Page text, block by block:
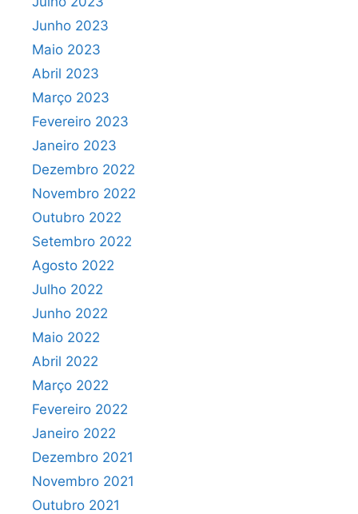
Junho 2023
Maio 2023
Abril 2023
Março 2023
Fevereiro 2023
Janeiro 2023
Dezembro 2022
Novembro 2022
Outubro 2022
Setembro 2022
Agosto 2022
Julho 2022
Junho 2022
Maio 2022
Abril 2022
Março 2022
Fevereiro 2022
Janeiro 2022
Dezembro 2021
Novembro 2021
Outubro 2021